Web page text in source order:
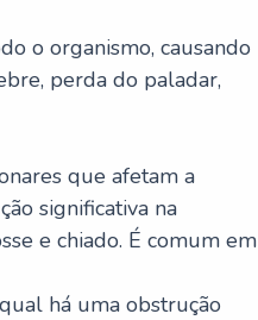
o organismo, causando
perda do paladar,
que afetam a
significativa na
e chiado. É comum em
há uma obstrução